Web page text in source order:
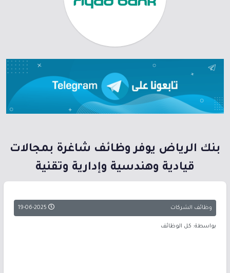
بنك الرياض يوفر وظائف شاغرة بمجالات
قيادية وهندسية وإدارية وتقنية
وظائف الشركات 19-06-2025
بواسطة: كل الوظائف